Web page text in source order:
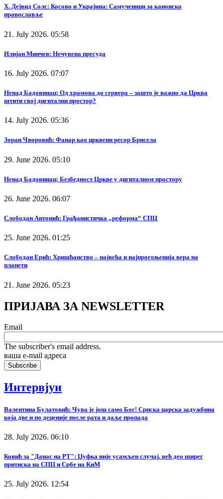
Х. Дејвид Солс: Косово и Украјина: Самученици за канонско
православље
21. July 2026. 05:58
Илијан Минчев: Нечувена пресуда
16. July 2026. 07:07
Ненад Бадовинац: Од храмова до сервера – зашто је важно да Црква
штити свој дигитални простор?
14. July 2026. 05:36
Зоран Чворовић: Фанар као црквени ресор Брисела
29. June 2026. 05:10
Ненад Бадовинац: Безбедност Цркве у дигиталном простору
26. June 2026. 06:07
Слободан Антонић: Грађанистичка „реформа“ СПЦ
25. June 2026. 01:25
Слободан Ерић: Хришћанство – највећа и најпрогоњенија вера на
планети
21. June 2026. 05:23
ПРИЈАВА ЗА NEWSLETTER
Email
The subscriber's email address.
ваша е-mail адреса
Интервјуи
Валентина Булатовић: Чува је још само Бог! Српска царска задужбина
која две и по деценије после рата и даље пропада
28. July 2026. 06:10
Ковић за "Данас на РТ": Џуфка није усамљен случај, већ део ширег
притиска на СПЦ и Србе на КиМ
25. July 2026. 12:54